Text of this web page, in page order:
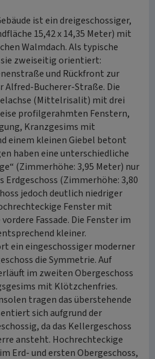
ist ein dreigeschossiger,
15,42 x 14,35 Meter) mit
Walmdach. Als typische
zweiseitig orientiert:
und Rückfront zur
Alfred-Bucherer-Straße. Die
(Mittelrisalit) mit drei
profilgerahmten Fenstern,
Kranzgesims mit
einem kleinen Giebel betont
haben eine unterschiedliche
(Zimmerhöhe: 3,95 Meter) nur
Erdgeschoss (Zimmerhöhe: 3,80
jedoch deutlich niedriger
Fenster mit
Fassade. Die Fenster im
kleiner.
ein eingeschossiger moderner
die Symmetrie. Auf
im zweiten Obergeschoss
mit Klötzchenfries.
tragen das überstehende
sich aufgrund der
da das Kellergeschoss
ansteht. Hochrechteckige
Erd- und ersten Obergeschoss,